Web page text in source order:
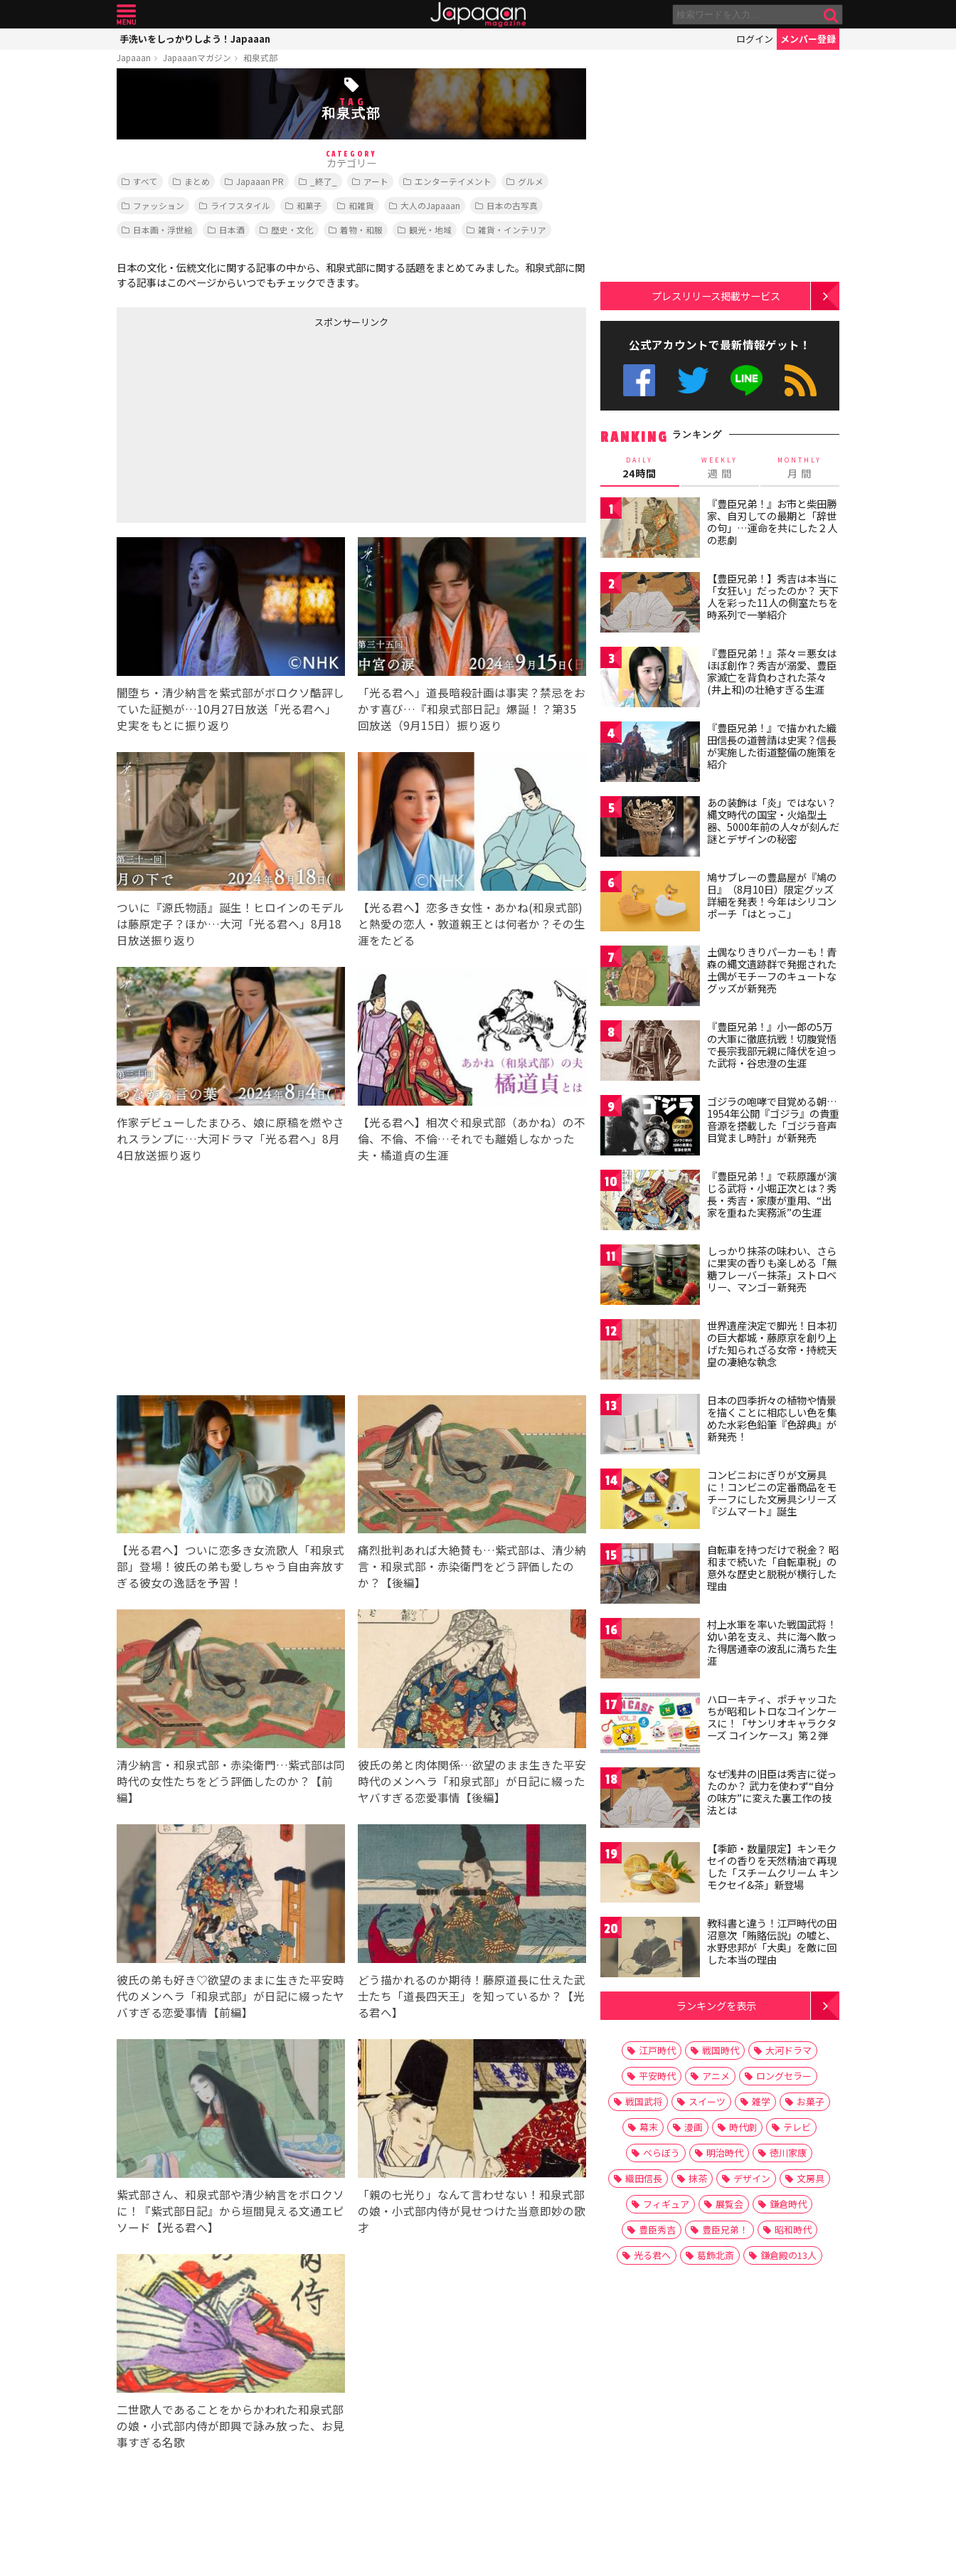
手洗いをしっかりしよう！Japaaan ログイン メンバー登録
Japaaan Japaaanマガジン 和泉式部
TAG
和泉式部
CATEGORY
カテゴリー
すべて まとめ Japaaan PR _終了_ アート エンターテイメント
グルメ
ファッション
ライフスタイル 和菓子 和雑貨 大人のJapaaan
日本の古写真
日本画・浮世絵
日本酒 歴史・文化 着物・和服 観光・地域 雑貨・インテリア
日本の文化・伝統文化に関する記事の中から、和泉式部に関する話題をまとめてみました。和泉式部に関
する記事はこのページからいつでもチェックできます。
スポンサーリンク
闇堕ち・清少納言を紫式部がボロクソ酷評し
ていた証拠が…10月27日放送「光る君へ」
史実をもとに振り返り
「光る君へ」道長暗殺計画は事実？禁忌をお
かす喜び…『和泉式部日記』爆誕！？第35
回放送（9月15日）振り返り
ついに『源氏物語』誕生！ヒロインのモデル
は藤原定子？ほか…大河「光る君へ」8月18
日放送振り返り
【光る君へ】恋多き女性・あかね(和泉式部)
と熱愛の恋人・敦道親王とは何者か？その生
涯をたどる
作家デビューしたまひろ、娘に原稿を燃やさ
れスランプに…大河ドラマ「光る君へ」8月
4日放送振り返り
【光る君へ】相次ぐ和泉式部（あかね）の不
倫、不倫、不倫…それでも離婚しなかった
夫・橘道貞の生涯
【光る君へ】ついに恋多き女流歌人「和泉式
部」登場！彼氏の弟も愛しちゃう自由奔放す
ぎる彼女の逸話を予習！
痛烈批判あれば大絶賛も…紫式部は、清少納
言・和泉式部・赤染衛門をどう評価したの
か？【後編】
清少納言・和泉式部・赤染衛門…紫式部は同
時代の女性たちをどう評価したのか？【前
編】
彼氏の弟と肉体関係…欲望のまま生きた平安
時代のメンヘラ「和泉式部」が日記に綴った
ヤバすぎる恋愛事情【後編】
彼氏の弟も好き♡欲望のままに生きた平安時
代のメンヘラ「和泉式部」が日記に綴ったヤ
バすぎる恋愛事情【前編】
どう描かれるのか期待！藤原道長に仕えた武
士たち「道長四天王」を知っているか？【光
る君へ】
紫式部さん、和泉式部や清少納言をボロクソ
に！『紫式部日記』から垣間見える文通エピ
ソード【光る君へ】
「親の七光り」なんて言わせない！和泉式部
の娘・小式部内侍が見せつけた当意即妙の歌
才
二世歌人であることをからかわれた和泉式部
の娘・小式部内侍が即興で詠み放った、お見
事すぎる名歌
プレスリリース掲載サービス
公式アカウントで最新情報ゲット！
RANKING ランキング
DAILY
24時間
WEEKLY
週 間
MONTHLY
月 間
1
『豊臣兄弟！』お市と柴田勝
家、自刃しての最期と「辞世
の句」…運命を共にした２人
の悲劇
2
【豊臣兄弟！】秀吉は本当に
「女狂い」だったのか？ 天下
人を彩った11人の側室たちを
時系列で一挙紹介
3
『豊臣兄弟！』茶々＝悪女は
ほぼ創作？秀吉が溺愛、豊臣
家滅亡を背負わされた茶々
(井上和)の壮絶すぎる生涯
4
『豊臣兄弟！』で描かれた織
田信長の道普請は史実？信長
が実施した街道整備の施策を
紹介
5
あの装飾は「炎」ではない？
縄文時代の国宝・火焔型土
器、5000年前の人々が刻んだ
謎とデザインの秘密
6
鳩サブレーの豊島屋が『鳩の
日』（8月10日）限定グッズ
詳細を発表！今年はシリコン
ポーチ「はとっこ」
7
土偶なりきりパーカーも！青
森の縄文遺跡群で発掘された
土偶がモチーフのキュートな
グッズが新発売
8
『豊臣兄弟！』小一郎の5万
の大軍に徹底抗戦！切腹覚悟
で長宗我部元親に降伏を迫っ
た武将・谷忠澄の生涯
9
ゴジラの咆哮で目覚める朝…
1954年公開『ゴジラ』の貴重
音源を搭載した「ゴジラ音声
目覚まし時計」が新発売
10
『豊臣兄弟！』で萩原護が演
じる武将・小堀正次とは？秀
長・秀吉・家康が重用、“出
家を重ねた実務派”の生涯
11
しっかり抹茶の味わい、さら
に果実の香りも楽しめる「無
糖フレーバー抹茶」ストロベ
リー、マンゴー新発売
12
世界遺産決定で脚光！日本初
の巨大都城・藤原京を創り上
げた知られざる女帝・持統天
皇の凄絶な執念
13
日本の四季折々の植物や情景
を描くことに相応しい色を集
めた水彩色鉛筆『色辞典』が
新発売！
14
コンビニおにぎりが文房具
に！コンビニの定番商品をモ
チーフにした文房具シリーズ
『ジムマート』誕生
15
自転車を持つだけで税金？ 昭
和まで続いた「自転車税」の
意外な歴史と脱税が横行した
理由
16
村上水軍を率いた戦国武将！
幼い弟を支え、共に海へ散っ
た得居通幸の波乱に満ちた生
涯
17
ハローキティ、ポチャッコた
ちが昭和レトロなコインケー
スに！「サンリオキャラクタ
ーズ コインケース」第２弾
18
なぜ浅井の旧臣は秀吉に従っ
たのか？ 武力を使わず“自分
の味方”に変えた裏工作の技
法とは
19
【季節・数量限定】キンモク
セイの香りを天然精油で再現
した「スチームクリーム キン
モクセイ&茶」新登場
20
教科書と違う！江戸時代の田
沼意次「賄賂伝説」の嘘と、
水野忠邦が「大奥」を敵に回
した本当の理由
ランキングを表示
江戸時代 戦国時代
大河ドラマ
平安時代
アニメ
ロングセラー
戦国武将
スイーツ 雑学
お菓子
幕末
漫画 時代劇
テレビ
べらぼう
明治時代
徳川家康
織田信長
抹茶 デザイン
文房具
フィギュア
展覧会
鎌倉時代
豊臣秀吉
豊臣兄弟！
昭和時代
光る君へ
葛飾北斎 鎌倉殿の13人